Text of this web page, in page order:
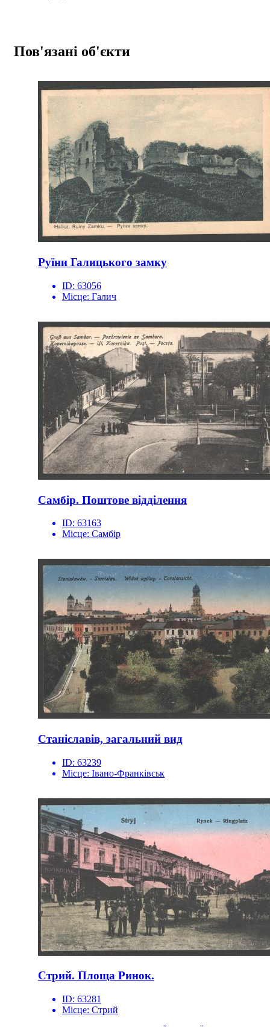
Пов'язані об'єкти
Руїни Галицького замку
ID: 63056
Місце: Галич
Самбір. Поштове відділення
ID: 63163
Місце: Самбір
Станіславів, загальний вид
ID: 63239
Місце: Івано-Франківськ
Стрий. Площа Ринок.
ID: 63281
Місце: Стрий